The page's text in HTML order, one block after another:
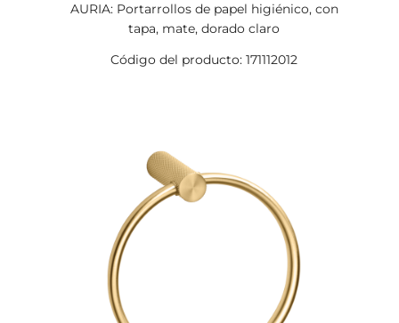
AURIA: Portarrollos de papel higiénico, con
tapa, mate, dorado claro
Código del producto: 171112012